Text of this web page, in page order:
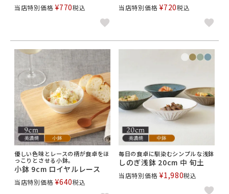
当店特別価格 ¥770税込 当店特別価格 ¥720税込
優しい色味とレースの柄が食卓をほ
っこりとさせる小鉢。
小鉢 9cm ロイヤルレース
当店特別価格 ¥640税込
毎日の食卓に馴染むシンプルな浅鉢
しのぎ浅鉢 20cm 中 旬土
当店特別価格 ¥1,980税込